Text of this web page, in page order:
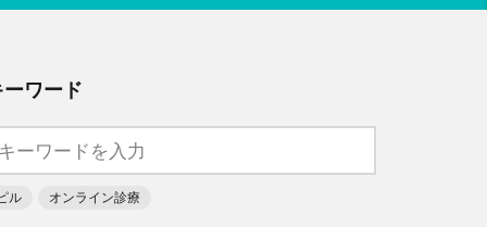
ワード
ル オンライン診療